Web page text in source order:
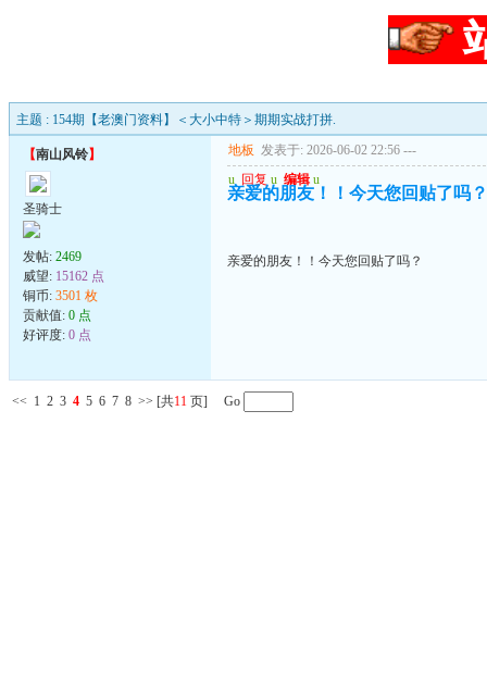
主题 : 154期【老澳门资料】＜大小中特＞期期实战打拼.
【南山风铃】
圣骑士
发帖: 2469
威望: 15162 点
铜币: 3501 枚
贡献值: 0 点
好评度: 0 点
地板 发表于: 2026-06-02 22:56 ---
u 回复 u 编辑 u
亲爱的朋友！！今天您回贴了吗？
亲爱的朋友！！今天您回贴了吗？
<< 1 2 3 4 5 6 7 8 >> [共11 页] Go